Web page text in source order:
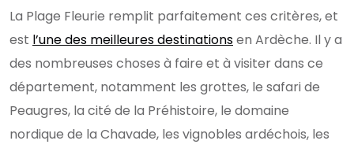
La Plage Fleurie remplit parfaitement ces critères, et
est l’une des meilleures destinationsen Ardèche. Il y a
des nombreuses choses à faire et à visiter dans ce
département, notamment les grottes, le safari de
Peaugres, la cité de la Préhistoire, le domaine
nordique de la Chavade, les vignobles ardéchois, les